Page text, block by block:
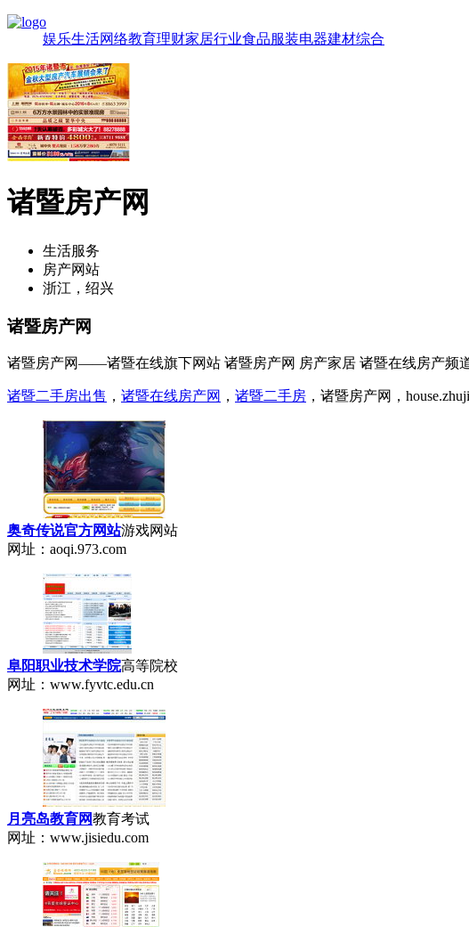
娱乐生活网络教育理财家居行业食品服装电器建材综合
诸暨房产网
生活服务
房产网站
浙江，绍兴
诸暨房产网
诸暨房产网——诸暨在线旗下网站 诸暨房产网 房产家居 诸暨在线房产频
诸暨二手房出售 ， 诸暨在线房产网 ， 诸暨二手房 ，诸暨房产网，
奥奇传说官方网站游戏网站
网址：aoqi.973.com
阜阳职业技术学院高等院校
网址：www.fyvtc.edu.cn
月亮岛教育网教育考试
网址：www.jisiedu.com